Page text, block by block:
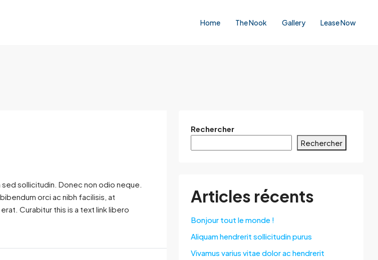
Home The Nook Gallery Lease Now
sollicitudin. Donec non odio neque.
orci ac nibh facilisis, at
Curabitur this is a text link libero
Rechercher
Rechercher
Articles récents
Bonjour tout le monde !
Aliquam hendrerit sollicitudin purus
Vivamus varius vitae dolor ac hendrerit